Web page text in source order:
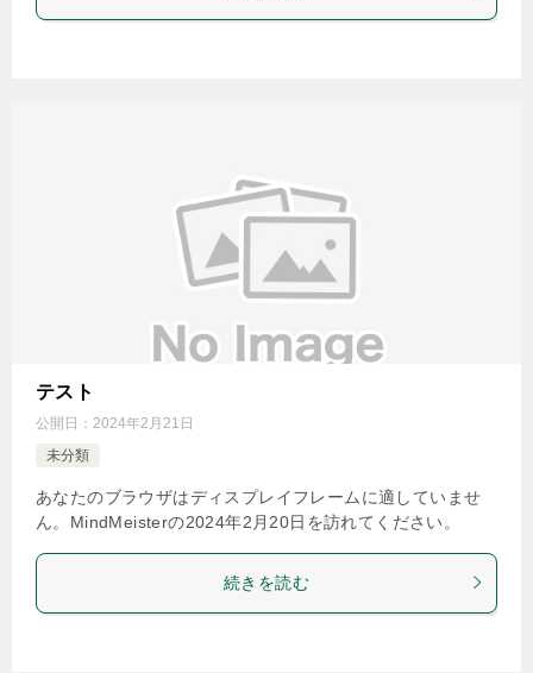
テスト
公開日： 2024年2月21日
未分類
あなたのブラウザはディスプレイフレームに適していませ
ん。MindMeisterの2024年2月20日を訪れてください。
続きを読む